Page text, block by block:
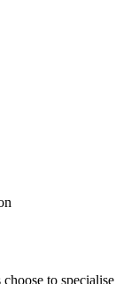
to specialise